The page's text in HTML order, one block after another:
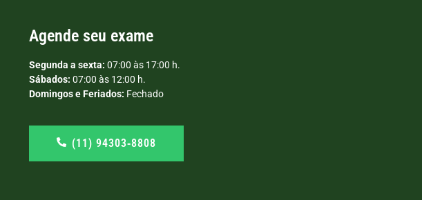
Agende seu exame
Segunda a sexta: 07:00 às 17:00 h.
Sábados: 07:00 às 12:00 h.
Domingos e Feriados: Fechado
(11) 94303‑8808